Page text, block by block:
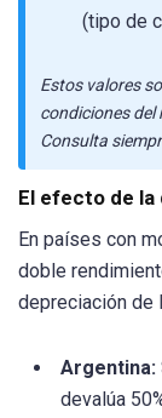
(tipo de
Estos valores
condiciones del
Consulta
El efecto de la
En países con
doble
depreciación de
Argentina:
devalúa